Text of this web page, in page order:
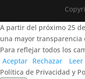
A partir del próximo 25
una mayor
Para reflejar todos los
Aceptar Rechazar
Leer
Política de Privacidad y